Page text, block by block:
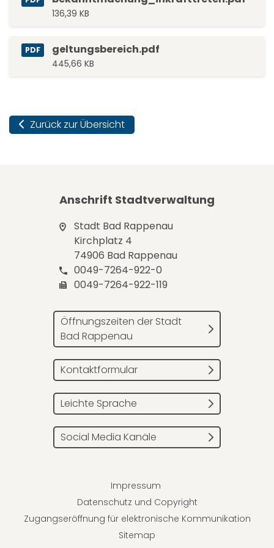
136,39 KB
PDF geltungsbereich.pdf
445,66 KB
Zurück zur Übersicht
Anschrift Stadtverwaltung
Stadt Bad Rappenau
Kirchplatz 4
74906 Bad Rappenau
0049-7264-922-0
0049-7264-922-119
Öffnungszeiten der Stadt
Bad Rappenau
Kontaktformular
Leichte Sprache
Social Media Kanäle
Impressum
Datenschutz und Copyright
Zugangseröffnung für elektronische Kommunikation
Sitemap